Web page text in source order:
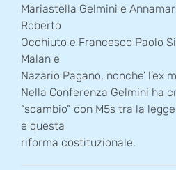
Mariastella Gelmini e
Roberto
Occhiuto e Francesco Paolo
Malan e
Nazario Pagano, nonche’ l’ex
Nella Conferenza Gelmini ha
“scambio” con M5s tra la
e questa
riforma costituzionale.